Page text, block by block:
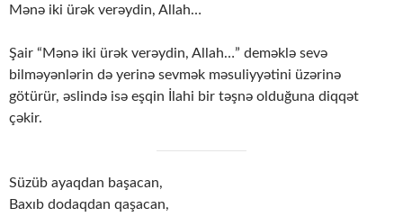
Mənə iki ürək verəydin, Allah…
Şair “Mənə iki ürək verəydin, Allah…” deməklə sevə
bilməyənlərin də yerinə sevmək məsuliyyətini üzərinə
götürür, əslində isə eşqin İlahi bir təşnə olduğuna diqqət
çəkir.
Süzüb ayaqdan başacan,
Baxıb dodaqdan qaşacan,